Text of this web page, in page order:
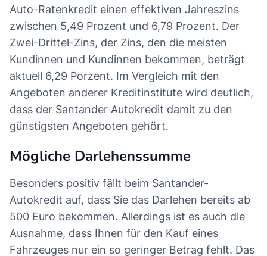
Auto-Ratenkredit einen effektiven Jahreszins
zwischen 5,49 Prozent und 6,79 Prozent. Der
Zwei-Drittel-Zins, der Zins, den die meisten
Kundinnen und Kundinnen bekommen, beträgt
aktuell 6,29 Porzent. Im Vergleich mit den
Angeboten anderer Kreditinstitute wird deutlich,
dass der Santander Autokredit damit zu den
günstigsten Angeboten gehört.
Mögliche Darlehenssumme
Besonders positiv fällt beim Santander-
Autokredit auf, dass Sie das Darlehen bereits ab
500 Euro bekommen. Allerdings ist es auch die
Ausnahme, dass Ihnen für den Kauf eines
Fahrzeuges nur ein so geringer Betrag fehlt. Das